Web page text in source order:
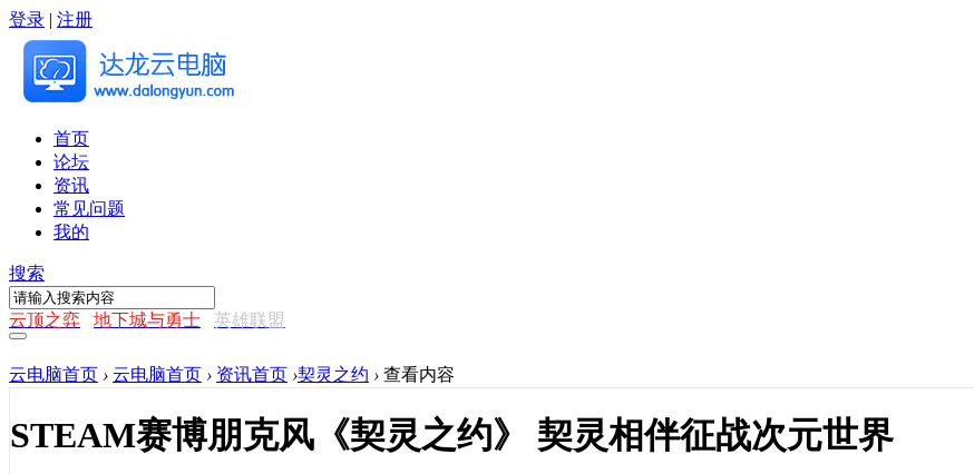
登录 | 注册
首页
论坛
资讯
常见问题
我的
搜索
云顶之弈 地下城与勇士 英雄联盟
云电脑首页 › 云电脑首页 › 资讯首页 ›契灵之约 › 查看内容
STEAM赛博朋克风《契灵之约》 契灵相伴征战次元世界